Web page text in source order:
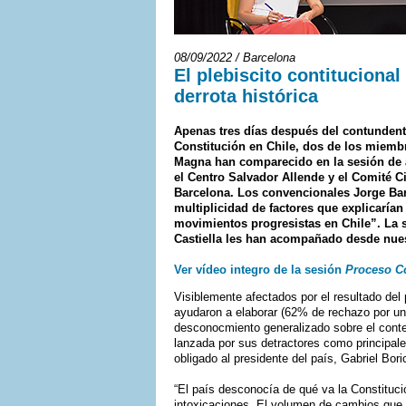
08/09/2022 / Barcelona
El plebiscito
derrota histórica
Apenas tres días después del
Constitución en Chile, dos de los
Magna han comparecido en la sesión
el Centro Salvador Allende y el Comité
Barcelona. Los convencionales Jorge
multiplicidad de factores que
movimientos progresistas en Chile”. La
Castiella les han acompañado desde
Ver vídeo integro de la sesión Proceso
Visiblemente afectados por el resultado
ayudaron a elaborar (62% de rechazo por
desconocmiento generalizado sobre el
lanzada por sus detractores como
obligado al presidente del país, Gabriel
“El país desconocía de qué va la